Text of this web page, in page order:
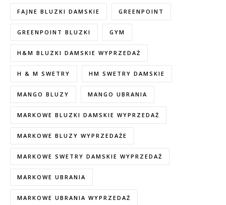
FAJNE BLUZKI DAMSKIE GREENPOINT
GREENPOINT BLUZKI GYM
H&M BLUZKI DAMSKIE WYPRZEDAŻ
H & M SWETRY HM SWETRY DAMSKIE
MANGO BLUZY MANGO UBRANIA
MARKOWE BLUZKI DAMSKIE WYPRZEDAŻ
MARKOWE BLUZY WYPRZEDAŻE
MARKOWE SWETRY DAMSKIE WYPRZEDAŻ
MARKOWE UBRANIA
MARKOWE UBRANIA WYPRZEDAŻ